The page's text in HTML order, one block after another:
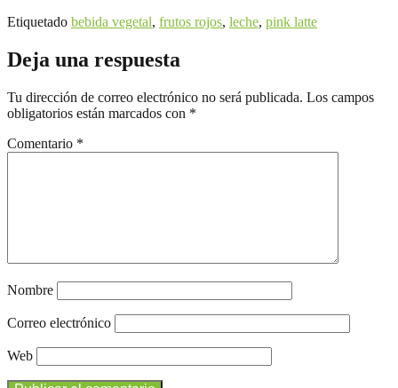
Etiquetado bebida vegetal, frutos rojos, leche, pink latte
Deja una respuesta
Tu dirección de correo electrónico no será publicada. Los campos
obligatorios están marcados con *
Comentario *
Nombre
Correo electrónico
Web